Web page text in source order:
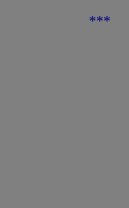
***